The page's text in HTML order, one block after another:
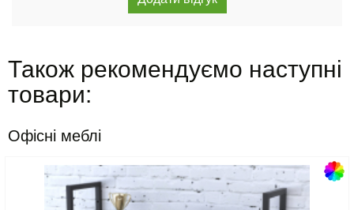
Також рекомендуємо наступні
товари:
Офісні меблі